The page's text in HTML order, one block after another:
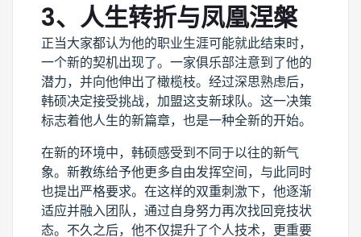
3、人生转折与凤凰涅槃
正当大家都认为他的职业生涯可能就此结束时，
一个新的契机出现了。一家俱乐部注意到了他的
潜力，并向他伸出了橄榄枝。经过深思熟虑后，
韩硕决定接受挑战，加盟这支新球队。这一决策
标志着他人生的新篇章，也是一种全新的开始。
在新的环境中，韩硕感受到不同于以往的新气
象。新教练给予他更多自由发挥空间，与此同时
也提出严格要求。在这样的双重刺激下，他逐渐
适应并融入团队，通过自身努力再次找回竞技状
态。不久之后，他不仅提升了个人技术，更重要